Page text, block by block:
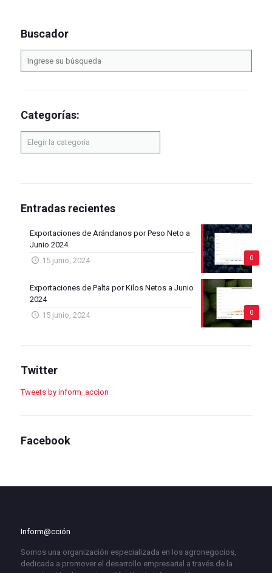
Buscador
Categorías:
Entradas recientes
0
Exportaciones de Arándanos por Peso Neto a
Junio 2024
15 junio, 2024
0
Exportaciones de Palta por Kilos Netos a Junio
2024
15 junio, 2024
Twitter
Tweets by inform_accion
Facebook
Inform@cción
Somos una organización especializada en los agronegocios,
dedicada a promover el desarrollo empresarial a través de la